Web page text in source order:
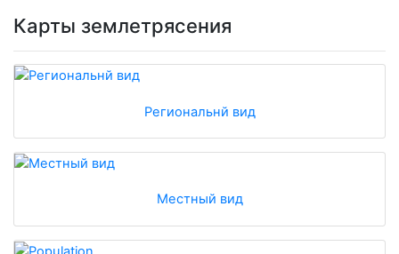
Карты землетрясения
Региональнй вид
Местный вид